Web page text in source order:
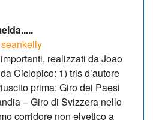
seankelly
realizzati da Joao
Ciclopico: 1) tris d’autore
prima: Giro dei Paesi
– Giro di Svizzera nello
corridore non elvetico a